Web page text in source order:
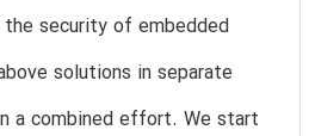
security of embedded
solutions in separate
a combined effort. We start